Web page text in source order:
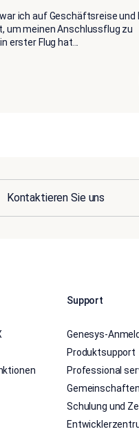
ich auf Geschäftsreise und
um meinen Anschlussflug zu
erster Flug hat...
Kontaktieren Sie uns
Support
Genesys-
Produktsupport
Professional
Gemeinschaften
Schulung und